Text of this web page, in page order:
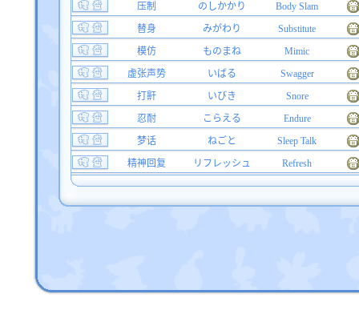
压制
のしかかり
Body Slam
替身
みがわり
Substitute
模仿
ものまね
Mimic
虚张声势
いばる
Swagger
打鼾
いびき
Snore
忍耐
こらえる
Endure
梦话
ねごと
Sleep Talk
精神回复
リフレッシュ Refresh